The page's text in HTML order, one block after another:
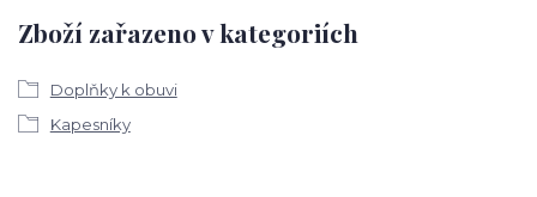
Zboží zařazeno v kategoriích
Doplňky k obuvi
Kapesníky